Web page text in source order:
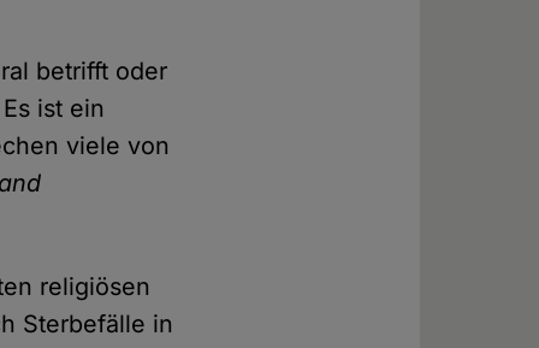
betrifft oder
ist ein
viele von
religiösen
Sterbefälle in